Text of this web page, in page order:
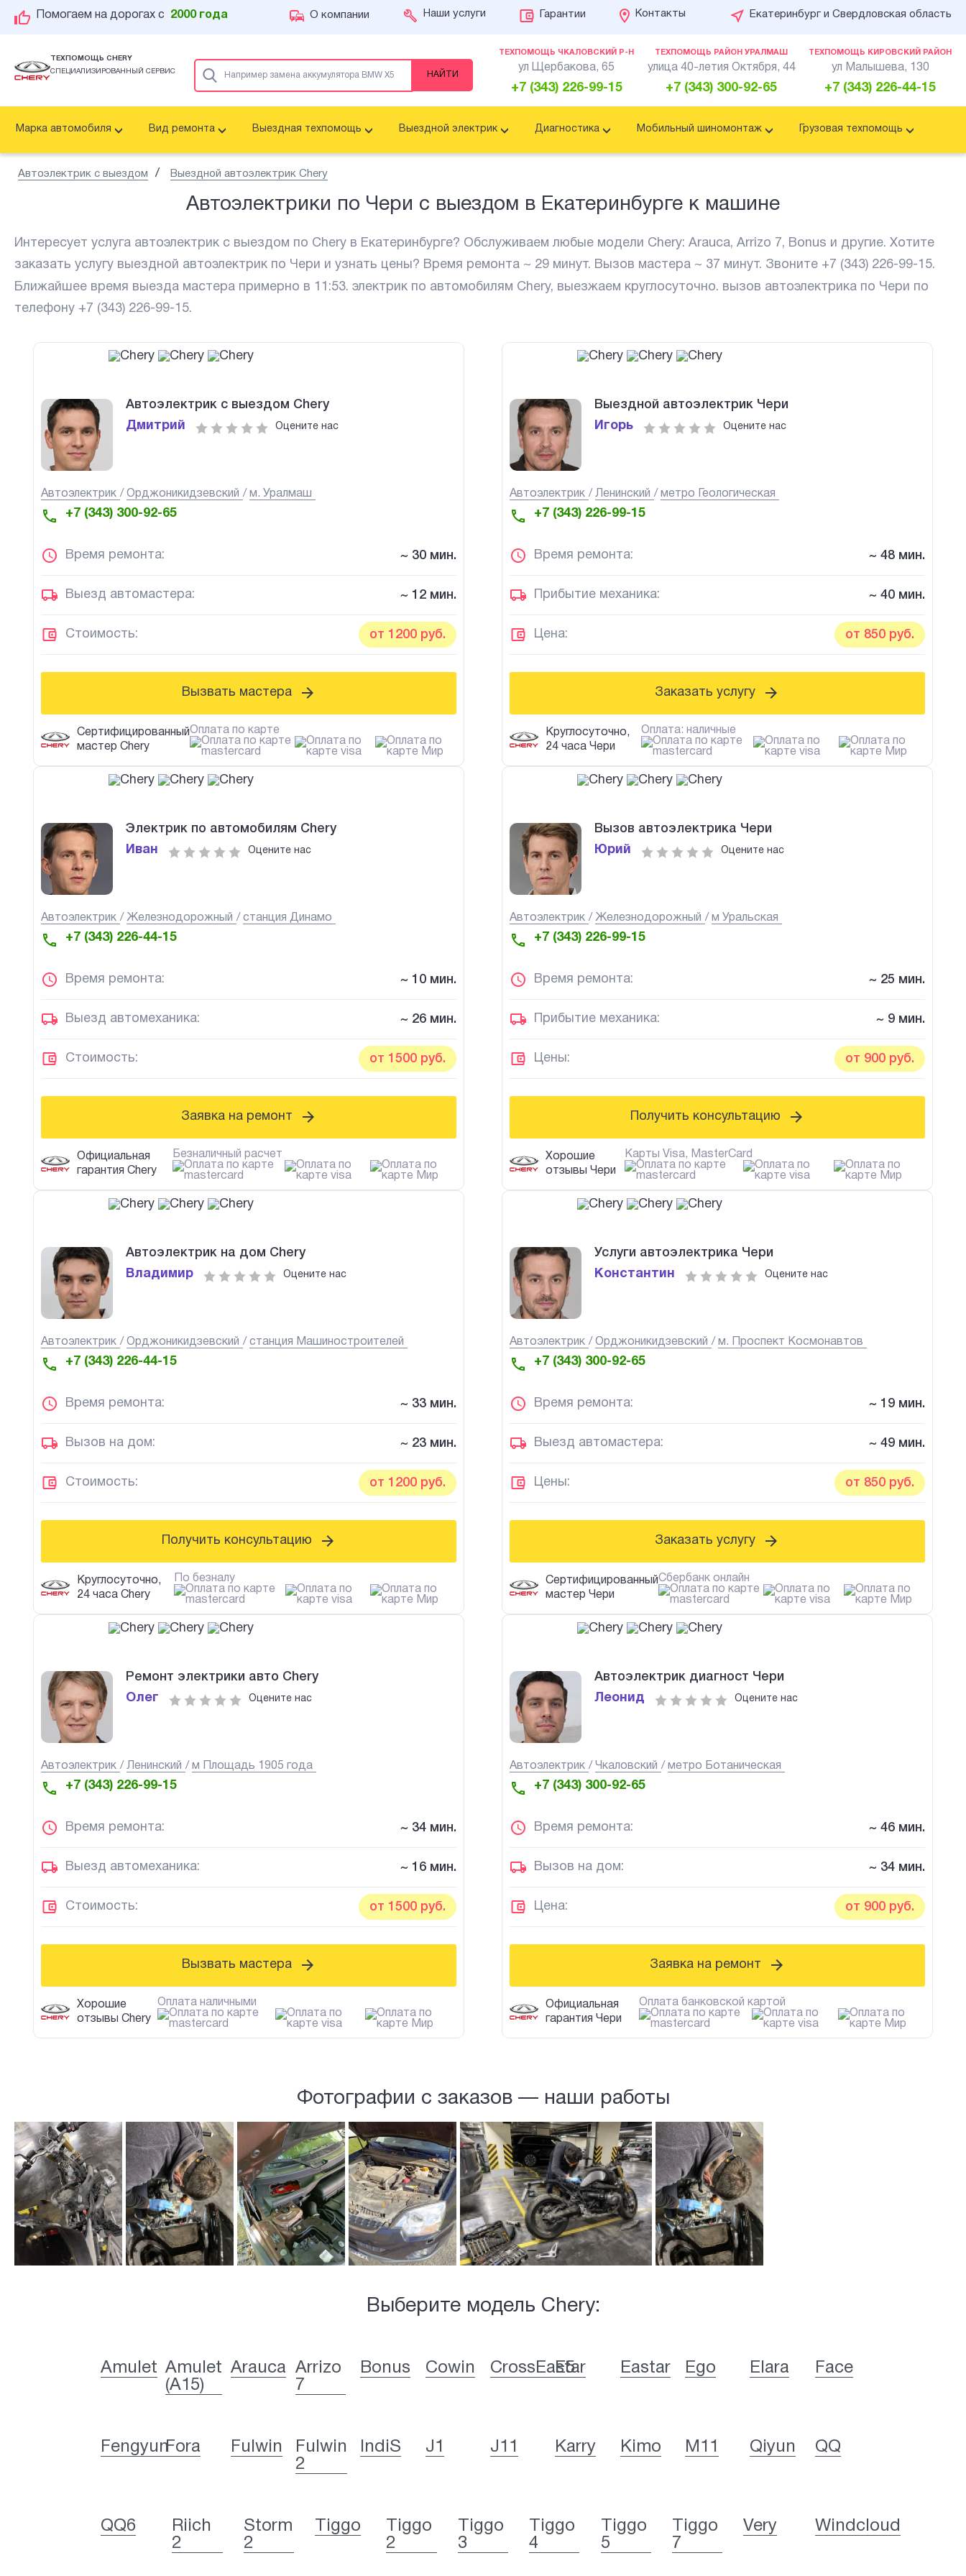
Помогаем на дорогах с 2000 года О компании Наши услуги Гарантии Контакты Екатеринбург и Свердловская область
ТЕХПОМОЩЬ CHERY
СПЕЦИАЛИЗИРОВАННЫЙ СЕРВИС
ТЕХПОМОЩЬ ЧКАЛОВСКИЙ Р-Н
ул Щербакова, 65
+7 (343) 226-99-15
ТЕХПОМОЩЬ РАЙОН УРАЛМАШ
улица 40-летия Октября, 44
+7 (343) 300-92-65
ТЕХПОМОЩЬ КИРОВСКИЙ РАЙОН
ул Малышева, 130
+7 (343) 226-44-15
Марка автомобиля Вид ремонта Выездная техпомощь Выездной электрик Диагностика Мобильный шиномонтаж Грузовая техпомощь
Автоэлектрик с выездом Выездной автоэлектрик Chery
Автоэлектрики по Чери с выездом в Екатеринбурге к машине
Интересует услуга автоэлектрик с выездом по Chery в Екатеринбурге? Обслуживаем любые модели Chery: Arauca, Arrizo 7, Bonus и другие. Хотите
заказать услугу выездной автоэлектрик по Чери и узнать цены? Время ремонта ~ 29 минут. Вызов мастера ~ 37 минут. Звоните +7 (343) 226-99-15.
Ближайшее время выезда мастера примерно в 11:53. электрик по автомобилям Chery, выезжаем круглосуточно. вызов автоэлектрика по Чери по
телефону +7 (343) 226-99-15.
Автоэлектрик с выездом Chery
Дмитрий Оцените нас
Автоэлектрик Орджоникидзевский м. Уралмаш
+7 (343) 300-92-65
Время ремонта: ~ 30 мин.
Выезд автомастера: ~ 12 мин.
Стоимость: от 1200 руб.
Вызвать мастера
Сертифицированный
мастер Chery
Оплата по карте
Выездной автоэлектрик Чери
Игорь Оцените нас
Автоэлектрик Ленинский метро Геологическая
+7 (343) 226-99-15
Время ремонта: ~ 48 мин.
Прибытие механика: ~ 40 мин.
Цена: от 850 руб.
Заказать услугу
Круглосуточно,
24 часа Чери
Оплата: наличные
Электрик по автомобилям Chery
Иван Оцените нас
Автоэлектрик Железнодорожный станция Динамо
+7 (343) 226-44-15
Время ремонта: ~ 10 мин.
Выезд автомеханика: ~ 26 мин.
Стоимость: от 1500 руб.
Заявка на ремонт
Официальная
гарантия Chery
Безналичный расчет
Вызов автоэлектрика Чери
Юрий Оцените нас
Автоэлектрик Железнодорожный м Уральская
+7 (343) 226-99-15
Время ремонта: ~ 25 мин.
Прибытие механика: ~ 9 мин.
Цены: от 900 руб.
Получить консультацию
Хорошие
отзывы Чери
Карты Visa, MasterCard
Автоэлектрик на дом Chery
Владимир Оцените нас
Автоэлектрик Орджоникидзевский станция Машиностроителей
+7 (343) 226-44-15
Время ремонта: ~ 33 мин.
Вызов на дом: ~ 23 мин.
Стоимость: от 1200 руб.
Получить консультацию
Круглосуточно,
24 часа Chery
По безналу
Услуги автоэлектрика Чери
Константин Оцените нас
Автоэлектрик Орджоникидзевский м. Проспект Космонавтов
+7 (343) 300-92-65
Время ремонта: ~ 19 мин.
Выезд автомастера: ~ 49 мин.
Цены: от 850 руб.
Заказать услугу
Сертифицированный
мастер Чери
Сбербанк онлайн
Ремонт электрики авто Chery
Олег Оцените нас
Автоэлектрик Ленинский м Площадь 1905 года
+7 (343) 226-99-15
Время ремонта: ~ 34 мин.
Выезд автомеханика: ~ 16 мин.
Стоимость: от 1500 руб.
Вызвать мастера
Хорошие
отзывы Chery
Оплата наличными
Автоэлектрик диагност Чери
Леонид Оцените нас
Автоэлектрик Чкаловский метро Ботаническая
+7 (343) 300-92-65
Время ремонта: ~ 46 мин.
Вызов на дом: ~ 34 мин.
Цена: от 900 руб.
Заявка на ремонт
Официальная
гарантия Чери
Оплата банковской картой
Фотографии с заказов — наши работы
Выберите модель Chery:
Amulet Amulet
(A15)
Arauca
Arrizo
7
Bonus Cowin CrossEastar
E5 Eastar Ego Elara Face
FengyunFora Fulwin
Fulwin
2
IndiS J1 J11 Karry Kimo M11 Qiyun QQ
QQ6
Riich
2
Storm
2
Tiggo
Tiggo
2
Tiggo
3
Tiggo
4
Tiggo
5
Tiggo
7
Very Windcloud